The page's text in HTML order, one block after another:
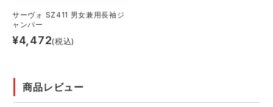
サーヴォ SZ411 男女兼用長袖ジ
ャンパー
¥4,472(税込)
商品レビュー